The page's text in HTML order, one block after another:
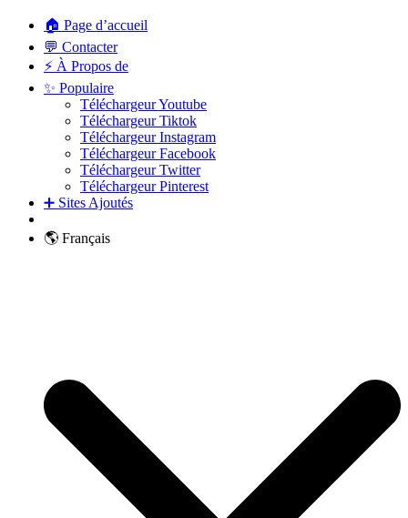
🏠 Page d’accueil
💬 Contacter
⚡ À Propos de
✨ Populaire
Téléchargeur Youtube
Téléchargeur Tiktok
Téléchargeur Instagram
Téléchargeur Facebook
Téléchargeur Twitter
Téléchargeur Pinterest
➕ Sites Ajoutés
🌎 Français